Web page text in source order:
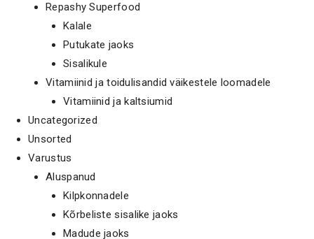
Repashy Superfood
Kalale
Putukate jaoks
Sisalikule
Vitamiinid ja toidulisandid väikestele loomadele
Vitamiinid ja kaltsiumid
Uncategorized
Unsorted
Varustus
Aluspanud
Kilpkonnadele
Kõrbeliste sisalike jaoks
Madude jaoks